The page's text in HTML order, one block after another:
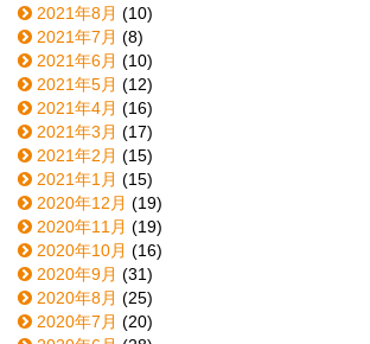
2021年8月 (10)
2021年7月 (8)
2021年6月 (10)
2021年5月 (12)
2021年4月 (16)
2021年3月 (17)
2021年2月 (15)
2021年1月 (15)
2020年12月 (19)
2020年11月 (19)
2020年10月 (16)
2020年9月 (31)
2020年8月 (25)
2020年7月 (20)